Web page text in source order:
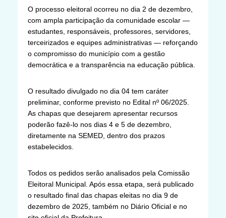
O processo eleitoral ocorreu no dia 2 de dezembro,
com ampla participação da comunidade escolar —
estudantes, responsáveis, professores, servidores,
terceirizados e equipes administrativas — reforçando
o compromisso do município com a gestão
democrática e a transparência na educação pública.
O resultado divulgado no dia 04 tem caráter
preliminar, conforme previsto no Edital nº 06/2025.
As chapas que desejarem apresentar recursos
poderão fazê-lo nos dias 4 e 5 de dezembro,
diretamente na SEMED, dentro dos prazos
estabelecidos.
Todos os pedidos serão analisados pela Comissão
Eleitoral Municipal. Após essa etapa, será publicado
o resultado final das chapas eleitas no dia 9 de
dezembro de 2025, também no Diário Oficial e no